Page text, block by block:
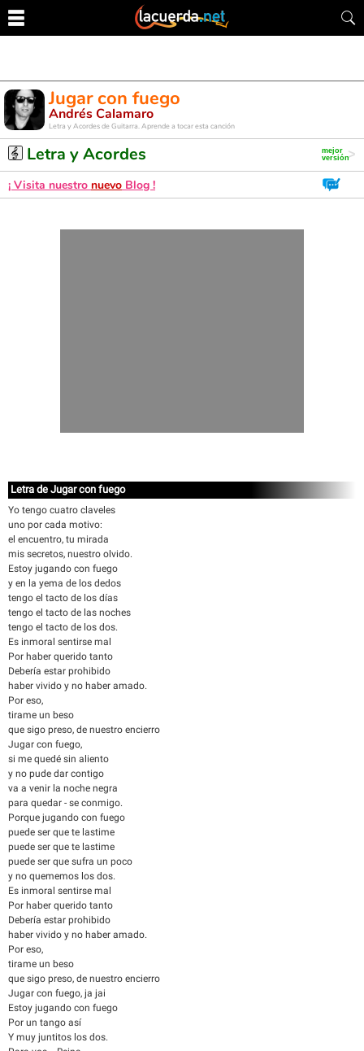
Jugar con fuego
Andrés Calamaro
Letra y Acordes de Guitarra. Aprende a tocar esta canción
Letra y Acordes
¡ Visita nuestro nuevo Blog !
Letra de Jugar con fuego
Yo tengo cuatro claveles
uno por cada motivo:
el encuentro, tu mirada
mis secretos, nuestro olvido.
Estoy jugando con fuego
y en la yema de los dedos
tengo el tacto de los días
tengo el tacto de las noches
tengo el tacto de los dos.
Es inmoral sentirse mal
Por haber querido tanto
Debería estar prohibido
haber vivido y no haber amado.
Por eso,
tirame un beso
que sigo preso, de nuestro encierro
Jugar con fuego,
si me quedé sin aliento
y no pude dar contigo
va a venir la noche negra
para quedar - se conmigo.
Porque jugando con fuego
puede ser que te lastime
puede ser que te lastime
puede ser que sufra un poco
y no quememos los dos.
Es inmoral sentirse mal
Por haber querido tanto
Debería estar prohibido
haber vivido y no haber amado.
Por eso,
tirame un beso
que sigo preso, de nuestro encierro
Jugar con fuego, ja jai
Estoy jugando con fuego
Por un tango así
Y muy juntitos los dos.